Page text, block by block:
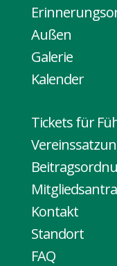
Außen
Galerie
Kalender
Tickets für
Kontakt
Standort
FAQ